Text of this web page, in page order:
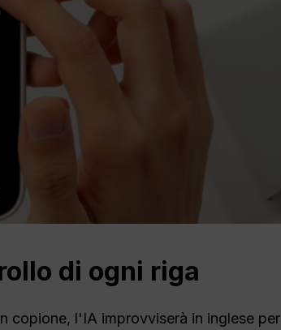
di ogni riga
copione, l'IA improvviserà in inglese per